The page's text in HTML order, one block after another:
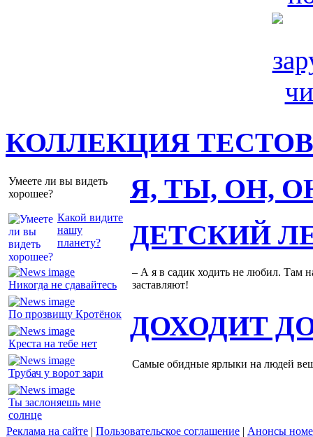
КОЛЛЕКЦИЯ ТЕСТОВ
Умеете ли вы видеть
хорошее?
Какой видите
нашу
планету?
Я, ТЫ, ОН,
Никогда не сдавайтесь
По прозвищу Кротёнок
Креста на тебе нет
Трубач у ворот зари
Ты заслоняешь мне
солнце
ДЕТСКИЙ
– А я в садик ходить не любил. Там
заставляют!
ДОХОДИТ
Самые обидные ярлыки на людей
Реклама на сайте | Пользовательское соглашение | Анонсы